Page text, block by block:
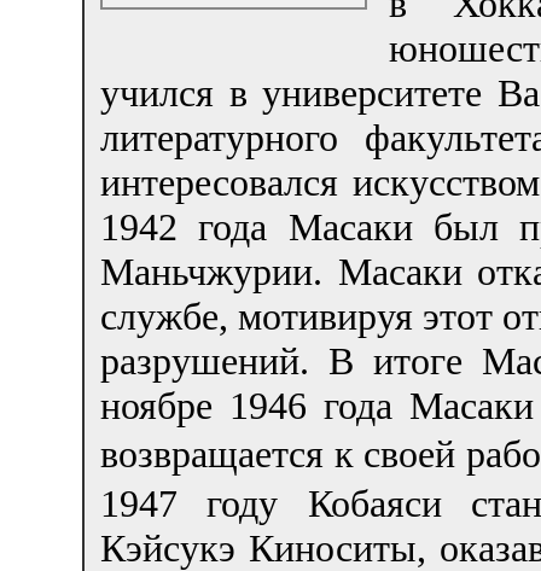
учился в университете
литературного
интересовался
1942 года Масаки был
Маньчжурии. Масаки
службе, мотивируя этот
разрушений. В итоге
ноябре 1946 года
возвращается к своей
1947 году Кобаяси
Кэйсукэ Киноситы,